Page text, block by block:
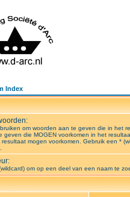
Index
om woorden aan te geven die in het
geven die MOGEN voorkomen in het
mogen voorkomen. Gebruik een *
om op een deel van een naam te